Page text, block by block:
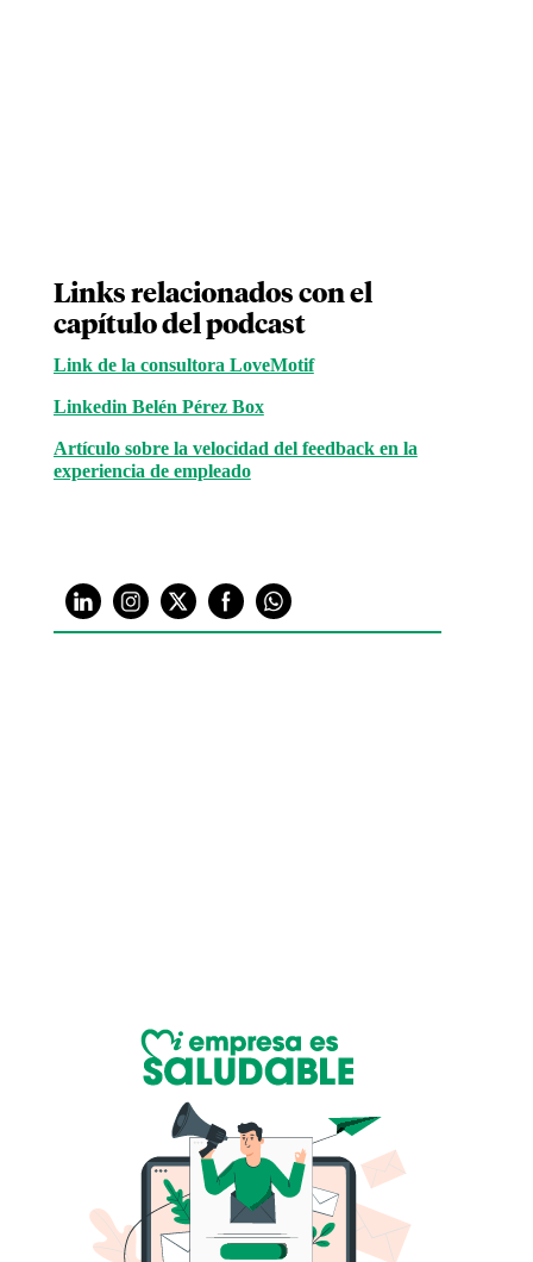
Links relacionados con el
capítulo del podcast
Link de la consultora LoveMotif
Linkedin Belén Pérez Box
Artículo sobre la velocidad del feedback en la
experiencia de empleado